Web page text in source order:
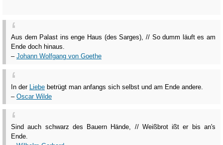
Aus dem Palast ins enge Haus (des Sarges), // So dumm läuft es am
Ende doch hinaus.
– Johann Wolfgang von Goethe
In der Liebe betrügt man anfangs sich selbst und am Ende andere.
– Oscar Wilde
Sind auch schwarz des Bauern Hände, // Weißbrot ißt er bis an's
Ende.